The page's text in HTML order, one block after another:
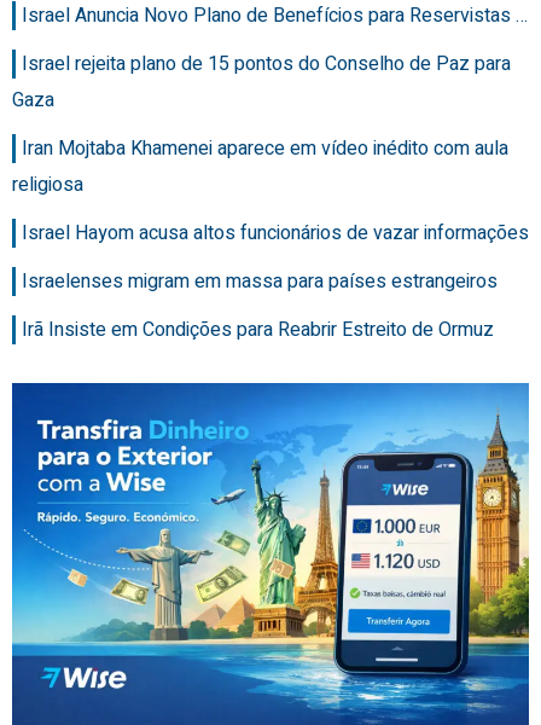
Israel Anuncia Novo Plano de Benefícios para Reservistas …
Israel rejeita plano de 15 pontos do Conselho de Paz para
Gaza
Iran Mojtaba Khamenei aparece em vídeo inédito com aula
religiosa
Israel Hayom acusa altos funcionários de vazar informações
Israelenses migram em massa para países estrangeiros
Irã Insiste em Condições para Reabrir Estreito de Ormuz